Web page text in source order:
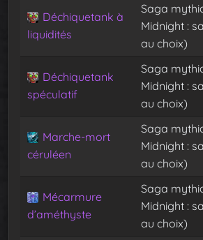
Déchiquetank à
liquidités
Saga
Midnight :
au choix)
Déchiquetank
spéculatif
Saga
Midnight :
au choix)
Marche-mort
céruléen
Saga
Midnight :
au choix)
Mécarmure
d’améthyste
Saga
Midnight :
au choix)